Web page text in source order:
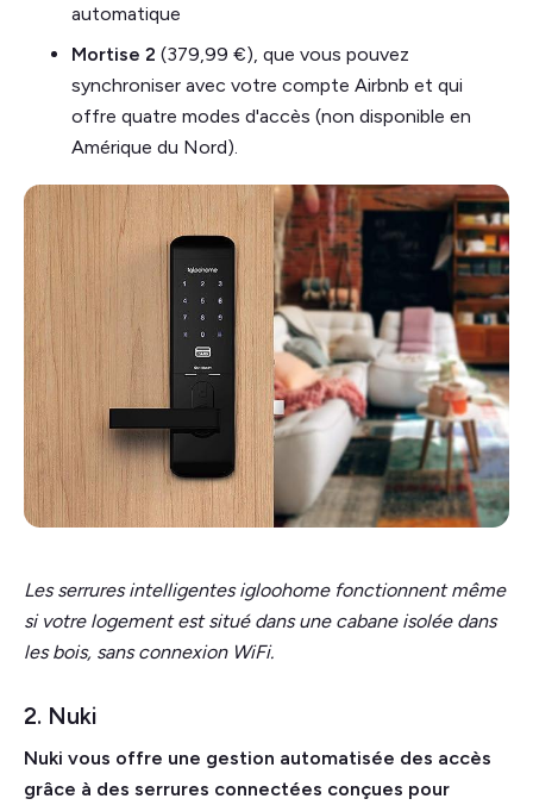
automatique ‍
Mortise 2 (379,99 €), que vous pouvez
synchroniser avec votre compte Airbnb et qui
offre quatre modes d'accès (non disponible en
Amérique du Nord).
Les serrures intelligentes igloohome fonctionnent même
si votre logement est situé dans une cabane isolée dans
les bois, sans connexion WiFi.
2. Nuki
Nuki vous offre une gestion automatisée des accès
grâce à des serrures connectées conçues pour